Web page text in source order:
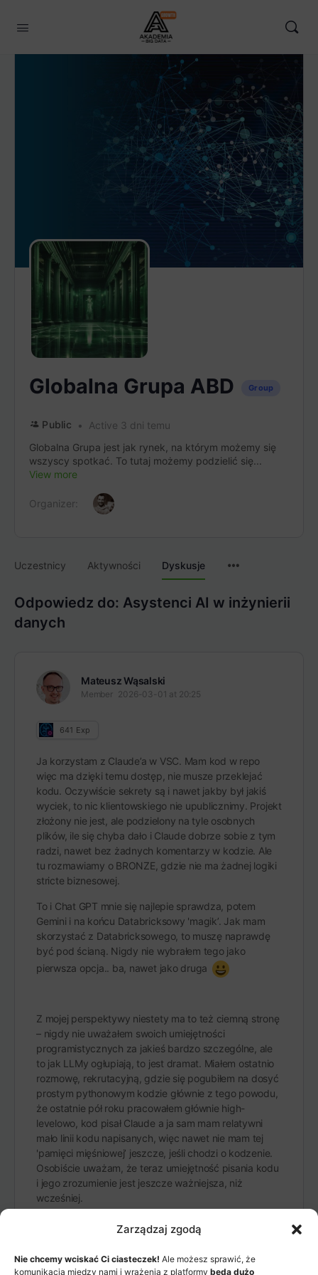
Zarządzaj zgodą
Nie chcemy wciskać Ci ciasteczek! Ale możesz sprawić, że
komunikacja między nami i wrażenia z platformy będą dużo
Globalna Grupa ABD Group
Public
Active 3 dni temu
Globalna Grupa jest jak rynek, na którym możemy się
wszyscy spotkać. To tutaj możemy podzielić się...
View more
Organizer:
Uczestnicy Aktywności Dyskusje
Odpowiedz do: Asystenci AI w inżynierii
danych
Mateusz Wąsalski
Member 2026-03-01 at 20:25
641 Exp
Ja korzystam z Claude’a w VSC. Mam kod w repo
więc ma dzięki temu dostęp, nie musze przeklejać
kodu. Oczywiście sekrety są i nawet jakby był jakiś
wyciek, to nic klientowskiego nie upublicznimy. Projekt
złożony nie jest, ale podzielony na tyle osobnych
plików, ile się chyba dało i Claude dobrze sobie z tym
radzi, nawet bez żadnych komentarzy w kodzie. Ale
tu rozmawiamy o BRONZE, gdzie nie ma żadnej logiki
stricte biznesowej.
To i Chat GPT mnie się najlepie sprawdza, potem
Gemini i na końcu Databricksowy 'magik’. Jak mam
skorzystać z Databricksowego, to muszę naprawdę
być pod ścianą. Nigdy nie wybrałem tego jako
pierwsza opcja.. ba, nawet jako druga
Z mojej perspektywy niestety ma to też ciemną stronę
– nigdy nie uważałem swoich umiejętności
programistycznych za jakieś bardzo szczególne, ale
to jak LLMy ogłupiają, to jest dramat. Miałem ostatnio
rozmowę, rekrutacyjną, gdzie się pogubiłem na dosyć
prostym pythonowym kodzie głównie z tego powodu,
że ostatnie pół roku pracowałem głównie high-
levelowo, kod pisał Claude a ja sam mam relatywni
mało linii kodu napisanych, więc nawet nie mam tej
'pamięci mięśniowej’ jeszcze, jeśli chodzi o kodzenie.
Osobiście uważam, że teraz umiejętność pisania kodu
i jego zrozumienie jest jeszcze ważniejsza, niż
wcześniej.